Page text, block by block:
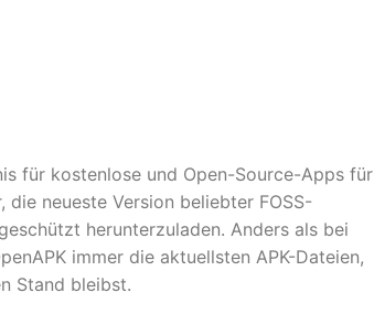
für kostenlose und Open-Source-Apps für
die neueste Version beliebter FOSS-
herunterzuladen. Anders als bei
immer die aktuellsten APK-Dateien,
Stand bleibst.